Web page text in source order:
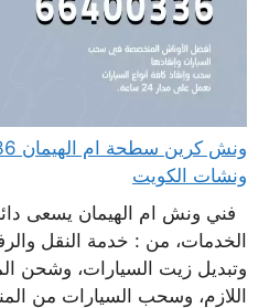
ونشات الكويت
فني ونش ام الهيمان يسعى
الخدمات، من : خدمة النقل
وتبديل زيت السيارات، وشحن
اللازم، وسحب السيارات من